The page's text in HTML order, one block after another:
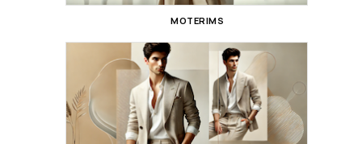
MOTERIMS